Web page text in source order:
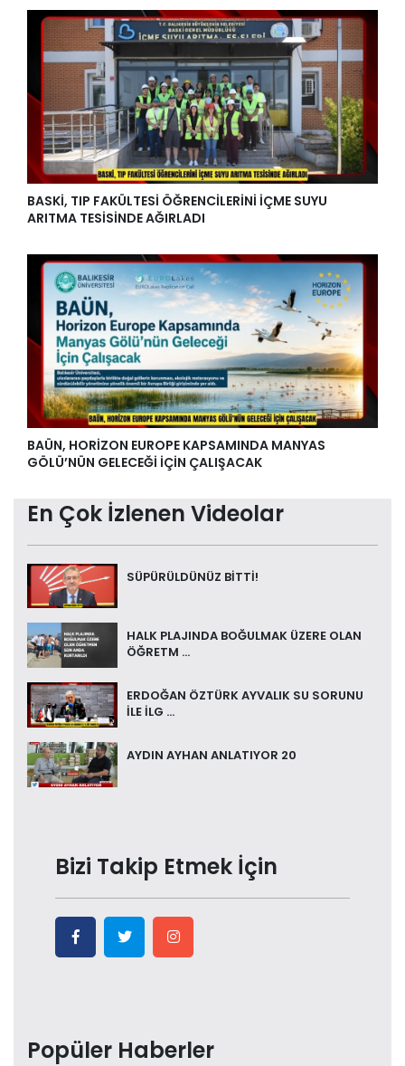
BASKİ, TIP FAKÜLTESİ ÖĞRENCİLERİNİ İÇME SUYU
ARITMA TESİSİNDE AĞIRLADI
BAÜN, HORİZON EUROPE KAPSAMINDA MANYAS
GÖLÜ’NÜN GELECEĞİ İÇİN ÇALIŞACAK
En Çok İzlenen Videolar
SÜPÜRÜLDÜNÜZ BİTTİ!
HALK PLAJINDA BOĞULMAK ÜZERE OLAN
ÖĞRETM ...
ERDOĞAN ÖZTÜRK AYVALIK SU SORUNU
İLE İLG ...
AYDIN AYHAN ANLATIYOR 20
Bizi Takip Etmek İçin
Popüler Haberler